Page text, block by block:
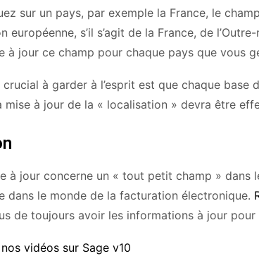
sur un pays, par exemple la France, le
européenne, s’il s’agit de la France, de
à jour ce champ pour chaque pays que vous
à garder à l’esprit est que chaque
à jour de la « localisation » devra être
à jour concerne un « tout petit champ » dans
dans le monde de la facturation électronique.
de toujours avoir les informations à jour
vidéos sur Sage v10